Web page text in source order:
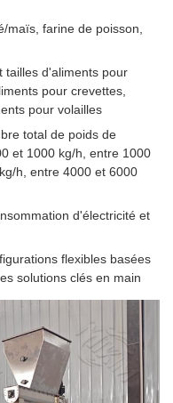
maïs, farine de poisson,
tailles d'aliments pour
pour crevettes,
pour volailles
total de poids de
et 1000 kg/h, entre 1000
h, entre 4000 et 6000
d'électricité et
flexibles basées
solutions clés en main